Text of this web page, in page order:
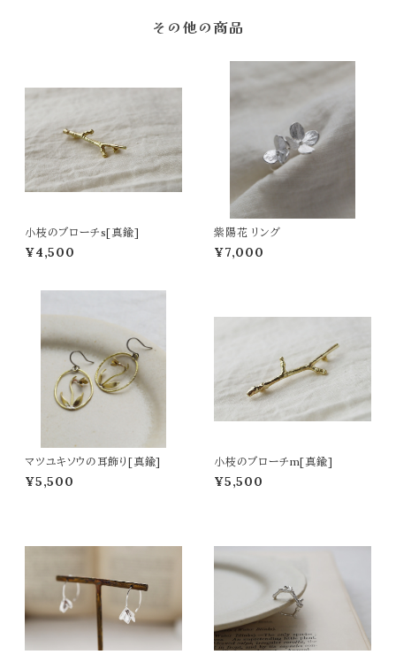
その他の商品
小枝のブローチs[真鍮]
¥4,500
紫陽花 リング
¥7,000
マツユキソウの耳飾り[真鍮]
¥5,500
小枝のブローチm[真鍮]
¥5,500